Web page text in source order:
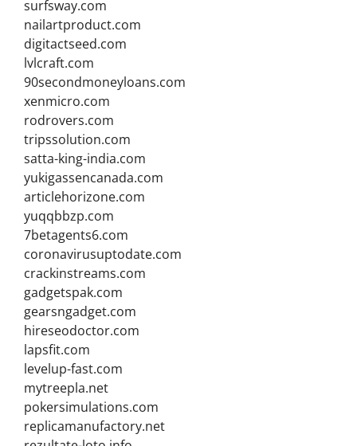
surfsway.com
nailartproduct.com
digitactseed.com
lvlcraft.com
90secondmoneyloans.com
xenmicro.com
rodrovers.com
tripssolution.com
satta-king-india.com
yukigassencanada.com
articlehorizone.com
yuqqbbzp.com
7betagents6.com
coronavirusuptodate.com
crackinstreams.com
gadgetspak.com
gearsngadget.com
hireseodoctor.com
lapsfit.com
levelup-fast.com
mytreepla.net
pokersimulations.com
replicamanufactory.net